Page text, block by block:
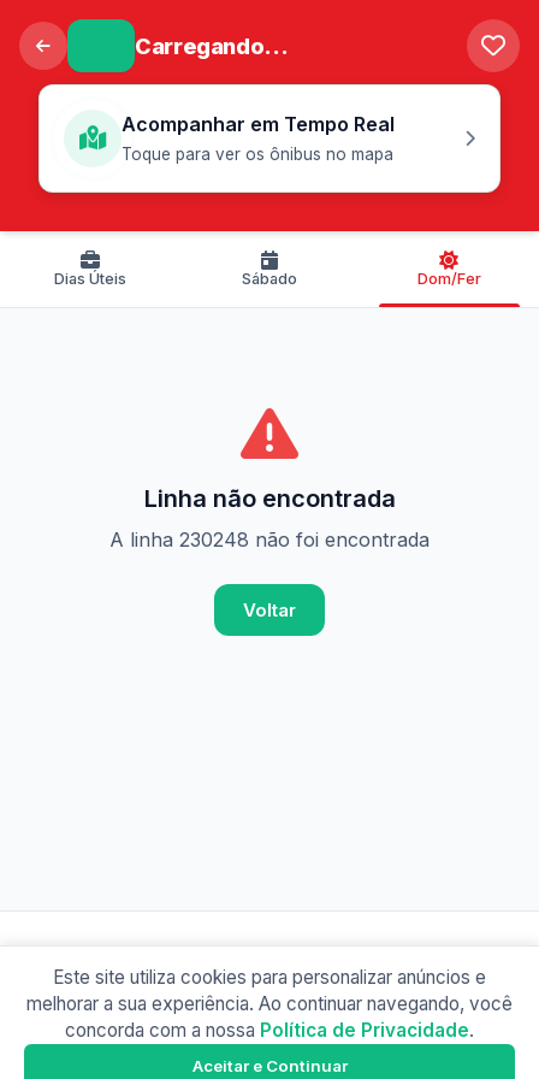
Carregando...
Acompanhar em Tempo Real
Toque para ver os ônibus no mapa
Dias Úteis Sábado Dom/Fer
Linha não encontrada
A linha 230248 não foi encontrada
Voltar
© 2026 Busão BR
Sobre Contato Política de Privacidade
Este site utiliza cookies para personalizar anúncios e
melhorar a sua experiência. Ao continuar navegando, você
concorda com a nossa Política de Privacidade.
Aceitar e Continuar